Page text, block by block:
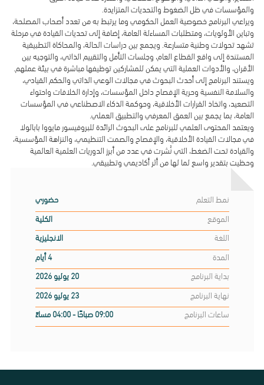
أعضاء هيئة التدريس
أعضاء هيئة التدريس
أعضاء هيئة التدريس
العمل في الكلية
مرافق الكلية
مرافق كلية كابسارك للسياسات العامة
الأخبار و الفعاليات
والمؤسسات في ظل الضغوط والتحديات المتزايدة.
ويراعي البرنامج خصوصية العمل الحكومي وما يرتبط به من تعدد أصحاب المصلحة،
وتباين الأولويات، ومتطلبات المساءلة العامة، إضافة إلى تحديات القيادة في مرحلة
تشهد تحولات وطنية متسارعة. ويجمع بين دراسات الحالة، والمحاكاة التطبيقية
المستندة إلى واقع القطاع العام، وجلسات التأمل والتقييم الذاتي، والتوجيه بين
الأقران، والأدوات العملية التي يمكن للمشاركين توظيفها مباشرة في بيئة عملهم.
ويستند البرنامج إلى أحدث البحوث في مجالات الوعي الذاتي والحكم القيادي،
والسلامة النفسية وحرية الإفصاح داخل المؤسسات، وإدارة الخلافات واحتواء
التصعيد، واتخاذ القرارات الأخلاقية، وحوكمة الذكاء الاصطناعي في المؤسسات
العامة، بما يجمع بين العمق المعرفي والتطبيق العملي.
ويعتمد المحتوى العلمي للبرنامج على البحوث الرائدة للبروفيسور مايووا بابالولا
في مجالات القيادة الأخلاقية، والإفصاح والصمت التنظيمي، والنزاهة المؤسسية،
والقيادة تحت الضغط، التي نُشرت في عدد من أبرز الدوريات العلمية العالمية
وحظيت بتقدير واسع لما لها من أثر أكاديمي وتطبيقي.
نمط التعلم
حضوري
الموقع
الكلية
اللغة
الانجليزية
المدة
4 أيام
بداية البرنامج
20 يوليو 2026
نهاية البرنامج
23 يوليو 2026
ساعات البرنامج
09:00 صباحًا - 04:00 مساءً